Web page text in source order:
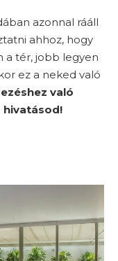
azonnal rááll
ahhoz, hogy
a tér, jobb legyen
ez a neked való
való
hivatásod!